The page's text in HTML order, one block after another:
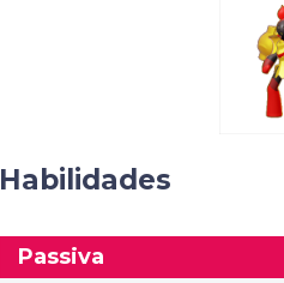
Habilidades
Passiva